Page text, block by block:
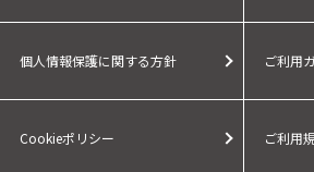
個人情報保護に関する方針 ご利用
Cookieポリシー ご利用